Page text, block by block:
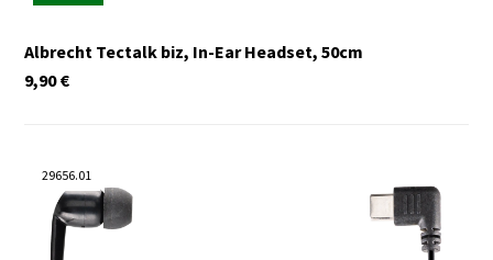
Albrecht Tectalk biz, In-Ear Headset, 50cm
€
9,90
29656.01